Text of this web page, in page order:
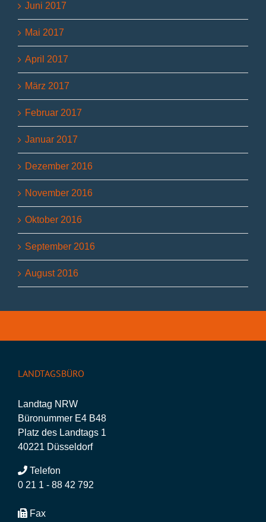
Juni 2017
Mai 2017
April 2017
März 2017
Februar 2017
Januar 2017
Dezember 2016
November 2016
Oktober 2016
September 2016
August 2016
LANDTAGSBÜRO
Landtag NRW
Büronummer E4 B48
Platz des Landtags 1
40221 Düsseldorf
Telefon
0 21 1 - 88 42 792
Fax